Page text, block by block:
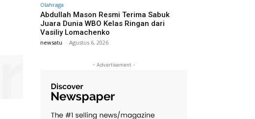
Olahraga
Abdullah Mason Resmi Terima Sabuk
Juara Dunia WBO Kelas Ringan dari
Vasiliy Lomachenko
newsatu - Agustus 6, 2026
- Advertisement -